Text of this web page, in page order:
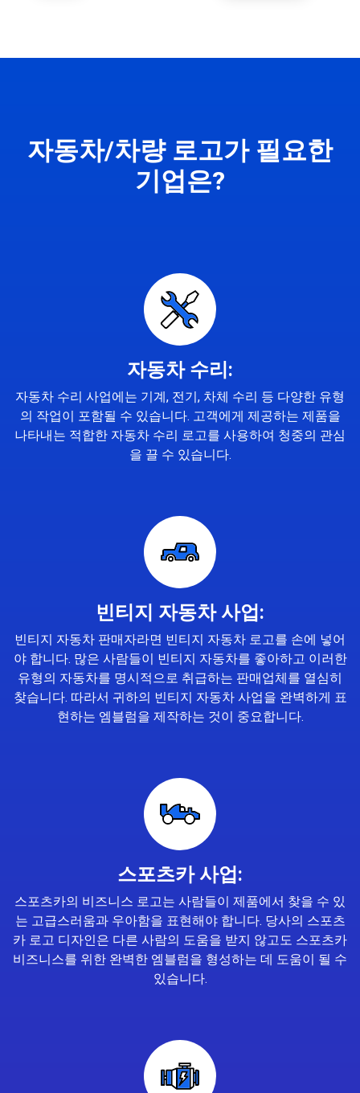
자동차/차량 로고가 필요한
기업은?
자동차 수리:
자동차 수리 사업에는 기계, 전기, 차체 수리 등 다양한 유형
의 작업이 포함될 수 있습니다. 고객에게 제공하는 제품을
나타내는 적합한 자동차 수리 로고를 사용하여 청중의 관심
을 끌 수 있습니다.
빈티지 자동차 사업:
빈티지 자동차 판매자라면 빈티지 자동차 로고를 손에 넣어
야 합니다. 많은 사람들이 빈티지 자동차를 좋아하고 이러한
유형의 자동차를 명시적으로 취급하는 판매업체를 열심히
찾습니다. 따라서 귀하의 빈티지 자동차 사업을 완벽하게 표
현하는 엠블럼을 제작하는 것이 중요합니다.
스포츠카 사업:
스포츠카의 비즈니스 로고는 사람들이 제품에서 찾을 수 있
는 고급스러움과 우아함을 표현해야 합니다. 당사의 스포츠
카 로고 디자인은 다른 사람의 도움을 받지 않고도 스포츠카
비즈니스를 위한 완벽한 엠블럼을 형성하는 데 도움이 될 수
있습니다.